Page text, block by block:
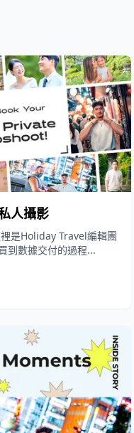
人攝影
是Holiday Travel編輯團
到數據交付的過程...